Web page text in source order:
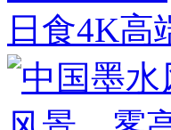
日食4K高